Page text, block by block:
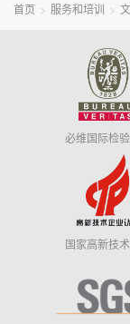
首页 服务和培训
必维国际检
国家高新技